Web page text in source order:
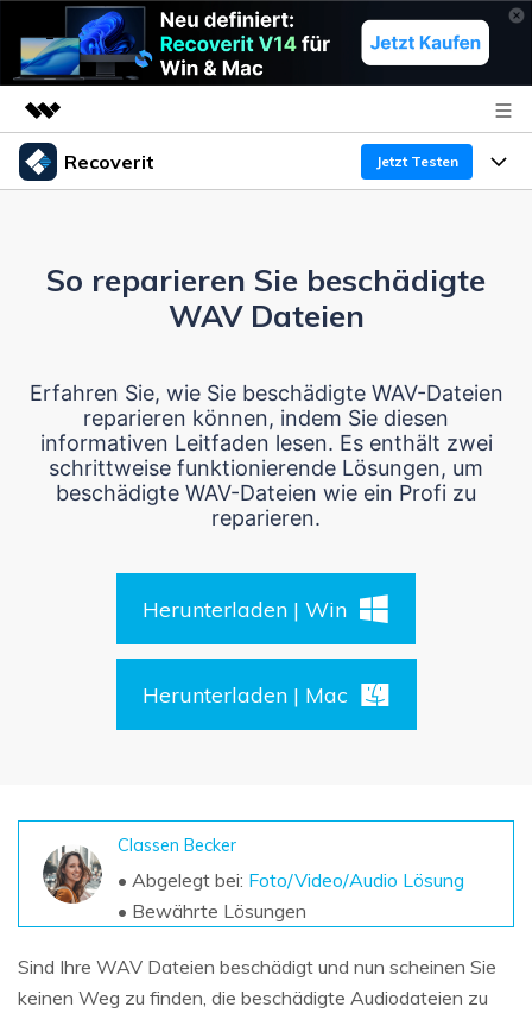
Top-Produkte
Überblick
Über uns
Shop
Support
Recoverit Jetzt Testen
Recoverit für Windows
Kostenlos Testen
Recoverit für Mac
KI
Kostenlos Testen
Recoverit kostenlos
Kostenlos Testen
Repairit - Datenreparatur
Funktionen
Gel?schte Medien wiederherstellen
Exklusive Wiederherstellungsl?sungen Neu
Dokumente wiederherstellen
Warum Recoverit
Experte für Datenrettung
Guide
So reparieren Sie beschädigte
WAV Dateien
Erfahren Sie, wie Sie beschädigte WAV-Dateien
reparieren können, indem Sie diesen
informativen Leitfaden lesen. Es enthält zwei
schrittweise funktionierende Lösungen, um
beschädigte WAV-Dateien wie ein Profi zu
reparieren.
Herunterladen | Win
Herunterladen | Mac
Classen Becker
• Abgelegt bei: Foto/Video/Audio Lösung
• Bewährte Lösungen
Sind Ihre WAV Dateien beschädigt und nun scheinen Sie
keinen Weg zu finden, die beschädigte Audiodateien zu